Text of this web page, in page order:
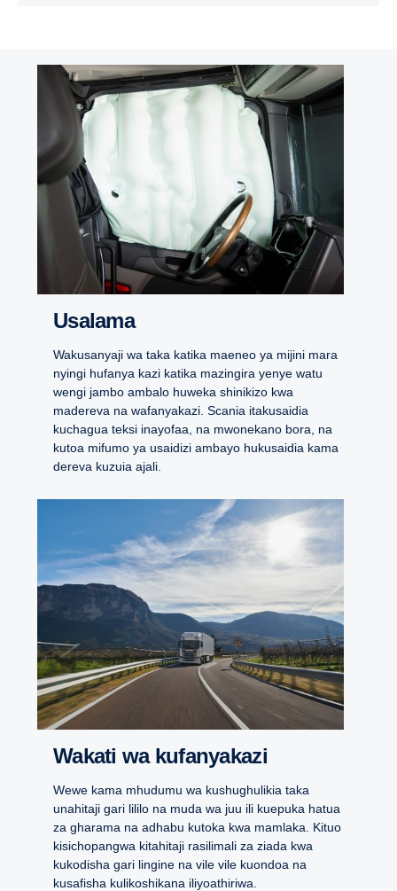
Usalama
Wakusanyaji wa taka katika maeneo ya mijini mara
nyingi hufanya kazi katika mazingira yenye watu
wengi jambo ambalo huweka shinikizo kwa
madereva na wafanyakazi. Scania itakusaidia
kuchagua teksi inayofaa, na mwonekano bora, na
kutoa mifumo ya usaidizi ambayo hukusaidia kama
dereva kuzuia ajali.
Wakati wa kufanyakazi
Wewe kama mhudumu wa kushughulikia taka
unahitaji gari lililo na muda wa juu ili kuepuka hatua
za gharama na adhabu kutoka kwa mamlaka. Kituo
kisichopangwa kitahitaji rasilimali za ziada kwa
kukodisha gari lingine na vile vile kuondoa na
kusafisha kulikoshikana iliyoathiriwa.